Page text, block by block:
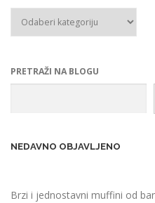
PRETRAŽI NA BLOGU
NEDAVNO OBJAVLJENO
Brzi i jednostavni muffini od